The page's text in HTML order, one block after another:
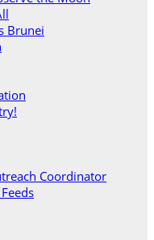
Brunei
Coordinator